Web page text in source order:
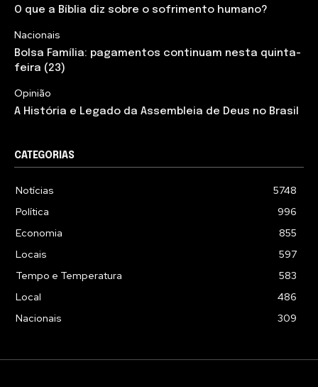
O que a Bíblia diz sobre o sofrimento humano?
Nacionais
Bolsa Família: pagamentos continuam nesta quinta-
feira (23)
Opinião
A História e Legado da Assembleia de Deus no Brasil
CATEGORIAS
Notícias
5748
Política
996
Economia
855
Locais
597
Tempo e Temperatura
583
Local
486
Nacionais
309